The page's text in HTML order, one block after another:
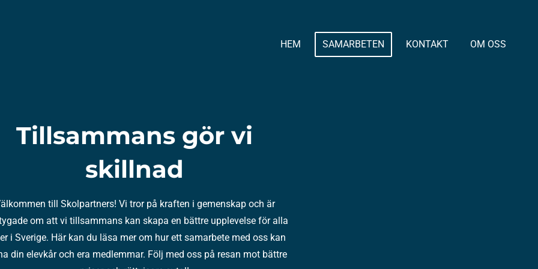
HEM SAMARBETEN KONTAKT OM OSS
Tillsammans gör vi
skillnad
till Skolpartners! Vi tror på kraften i gemenskap och är
om att vi tillsammans kan skapa en bättre upplevelse för alla
i Sverige. Här kan du läsa mer om hur ett samarbete med oss kan
din elevkår och era medlemmar. Följ med oss på resan mot bättre